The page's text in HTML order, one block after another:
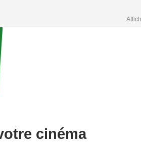
cinéma